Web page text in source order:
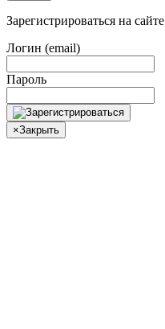
Зарегистрироваться на сайте
Логин (email)
Пароль
×Закрыть